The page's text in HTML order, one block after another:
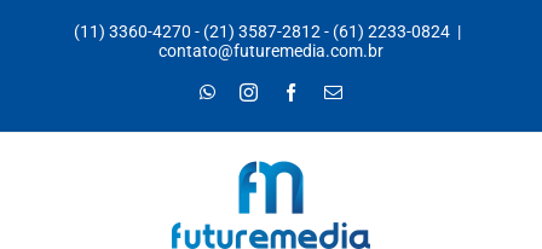
(11) 3360-4270 - (21) 3587-2812- (61) 2233-0824 |
contato@futuremedia.com.br
WhatsAppInstagramFacebook
E-